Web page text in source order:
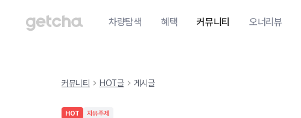
차량탐색 혜택 커뮤니티 오너리뷰
커뮤니티 HOT글 게시글
HOT 자유주제